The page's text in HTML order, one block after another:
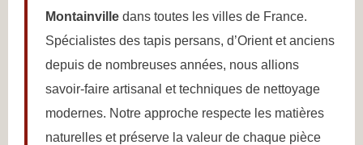
Montainville dans toutes les villes de France.
Spécialistes des tapis persans, d’Orient et anciens
depuis de nombreuses années, nous allions
savoir-faire artisanal et techniques de nettoyage
modernes. Notre approche respecte les matières
naturelles et préserve la valeur de chaque pièce